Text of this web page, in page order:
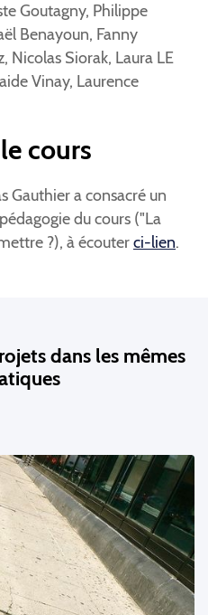
Goutagny, Philippe
Benayoun, Fanny
Nicolas Siorak, Laura LE
Vinay, Laurence
cours
Gauthier a consacré un
du cours ("La
?), à écouterci-lien.
dans les mêmes